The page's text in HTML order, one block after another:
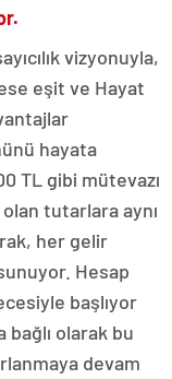
vizyonuyla,
eşit ve Hayat
hayata
TL gibi mütevazı
tutarlara aynı
her gelir
Hesap
başlıyor
bağlı olarak bu
devam